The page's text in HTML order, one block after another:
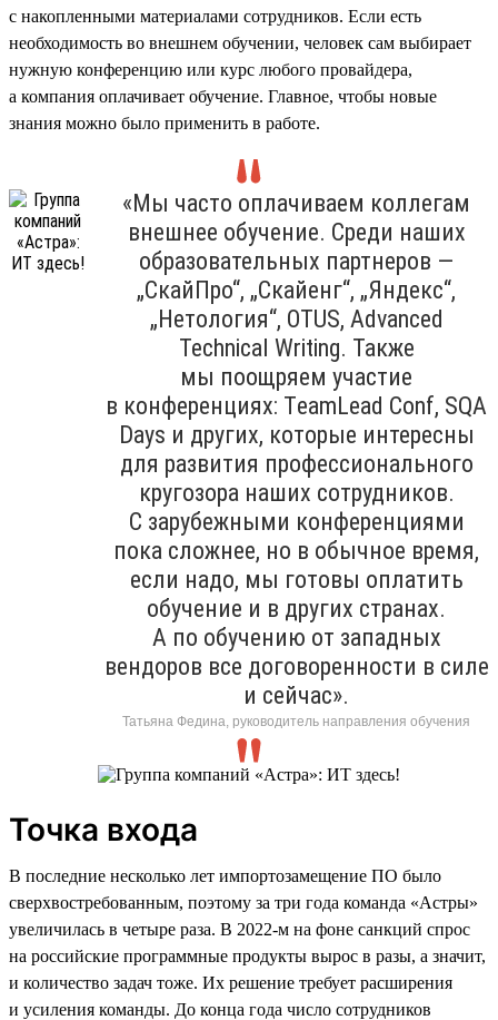
с накопленными материалами сотрудников. Если есть
необходимость во внешнем обучении, человек сам выбирает
нужную конференцию или курс любого провайдера,
а компания оплачивает обучение. Главное, чтобы новые
знания можно было применить в работе.
«Мы часто оплачиваем коллегам
внешнее обучение. Среди наших
образовательных партнеров —
„СкайПро“, „Скайенг“, „Яндекс“,
„Нетология“, OTUS, Advanced
Technical Writing. Также
мы поощряем участие
в конференциях: ТeamLead Conf, SQA
Days и других, которые интересны
для развития профессионального
кругозора наших сотрудников.
С зарубежными конференциями
пока сложнее, но в обычное время,
если надо, мы готовы оплатить
обучение и в других странах.
А по обучению от западных
вендоров все договоренности в силе
и сейчас».
Татьяна Федина, руководитель направления обучения
Точка входа
В последние несколько лет импортозамещение ПО было
сверхвостребованным, поэтому за три года команда «Астры»
увеличилась в четыре раза. В 2022-м на фоне санкций спрос
на российские программные продукты вырос в разы, а значит,
и количество задач тоже. Их решение требует расширения
и усиления команды. До конца года число сотрудников